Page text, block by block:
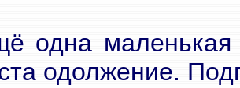
одна
одолжение.